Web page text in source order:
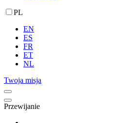
PL
EN
ES
FR
ET
NL
Twoja misja
Przewijanie